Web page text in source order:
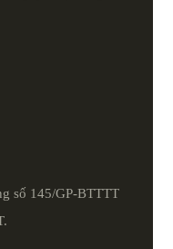
số 145/GP-BTTTT